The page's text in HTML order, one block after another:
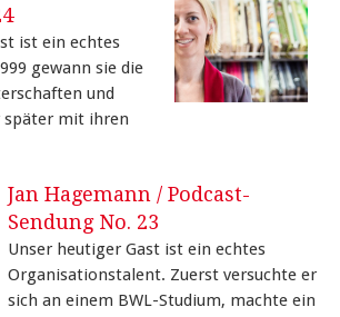
ist ein echtes
gewann sie die
und
später mit ihren
Jan Hagemann / Podcast-
Sendung No. 23
Unser heutiger Gast ist ein echtes
Organisationstalent. Zuerst versuchte er
sich an einem BWL-Studium, machte ein